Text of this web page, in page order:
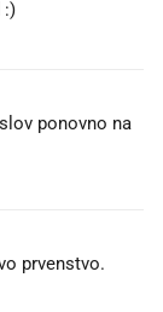
:)
ponovno na
prvenstvo.